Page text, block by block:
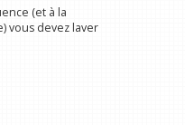
(et à la
vous devez laver